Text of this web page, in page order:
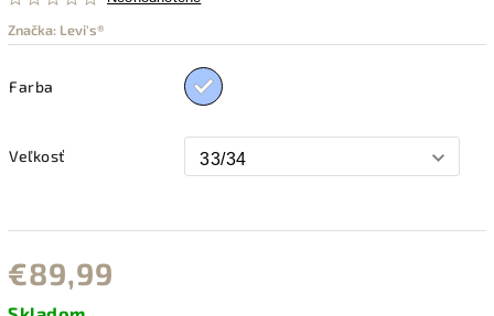
Značka: Levi's®
Farba
Veľkosť
€89,99